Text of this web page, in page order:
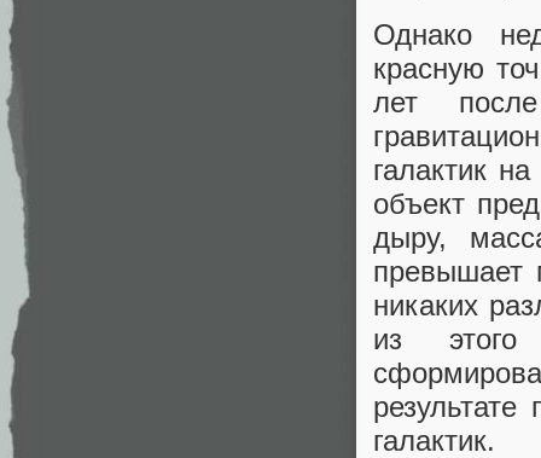
Однако
красную
лет
галактик
объект
дыру,
превышает
никаких
из
галактик.